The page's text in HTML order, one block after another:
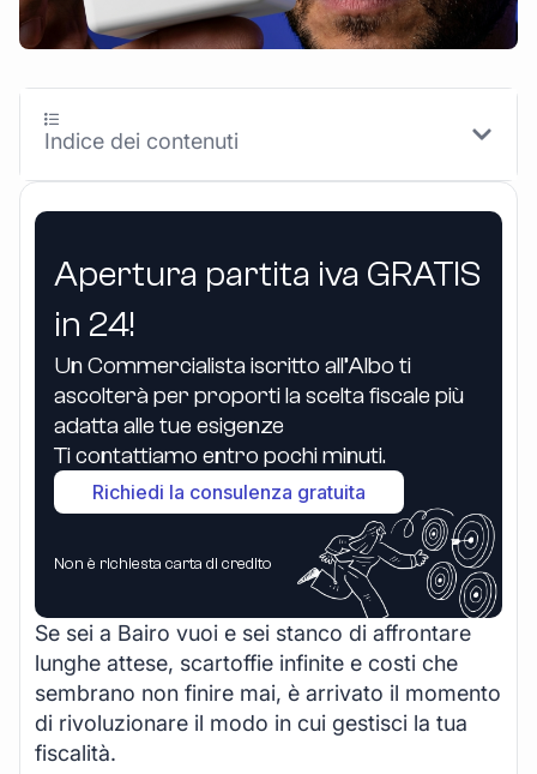
Apertura partita iva GRATIS
in 24!
Un Commercialista iscritto all’Albo ti
ascolterà per proporti la scelta fiscale più
adatta alle tue esigenze
Ti contattiamo entro pochi minuti.
Richiedi la consulenza gratuita
Non è richiesta carta di credito
Se sei a Bairo vuoi e sei stanco di affrontare
lunghe attese, scartoffie infinite e costi che
sembrano non finire mai, è arrivato il momento
di rivoluzionare il modo in cui gestisci la tua
fiscalità.
Indice dei contenuti